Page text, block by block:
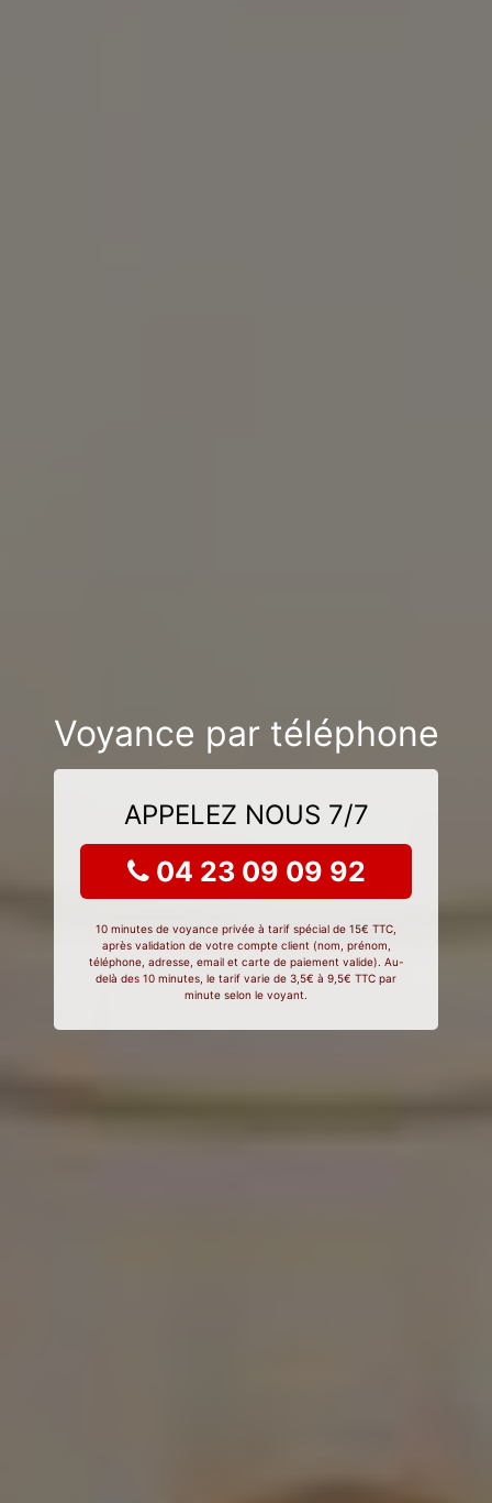
Voyance par téléphone
APPELEZ NOUS 7/7
04 23 09 09 92
10 minutes de voyance privée à tarif spécial de 15€ TTC,
après validation de votre compte client (nom, prénom,
téléphone, adresse, email et carte de paiement valide). Au-
delà des 10 minutes, le tarif varie de 3,5€ à 9,5€ TTC par
minute selon le voyant.